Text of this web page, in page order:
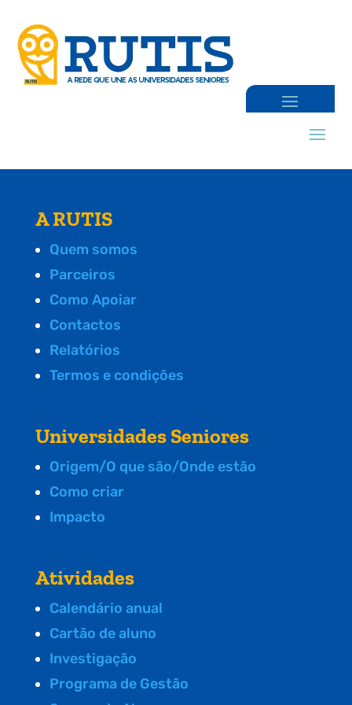
A RUTIS
Quem somos
Parceiros
Como Apoiar
Contactos
Relatórios
Termos e condições
Universidades Seniores
Origem/O que são/Onde estão
Como criar
Impacto
Atividades
Calendário anual
Cartão de aluno
Investigação
Programa de Gestão